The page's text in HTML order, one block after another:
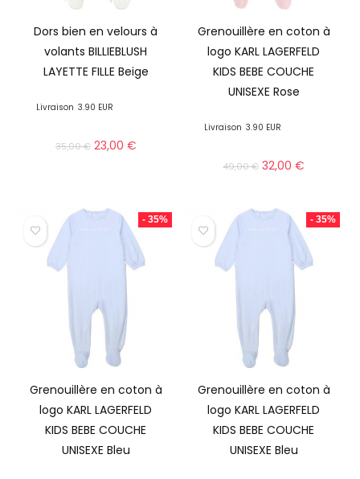
Dors bien en velours à
volants BILLIEBLUSH
LAYETTE FILLE Beige
Livraison 3.90 EUR
35,00€ 23,00 €
Grenouillère en coton à
logo KARL LAGERFELD
KIDS BEBE COUCHE
UNISEXE Rose
Livraison 3.90 EUR
49,00€ 32,00€
- 35%
Grenouillère en coton à
logo KARL LAGERFELD
KIDS BEBE COUCHE
UNISEXE Bleu
- 35%
Grenouillère en coton à
logo KARL LAGERFELD
KIDS BEBE COUCHE
UNISEXE Bleu